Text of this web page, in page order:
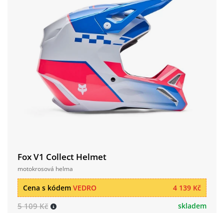
Fox V1 Collect Helmet
motokrosová helma
4 139 Kč
Cena s kódem VEDRO
5 109 Kč skladem